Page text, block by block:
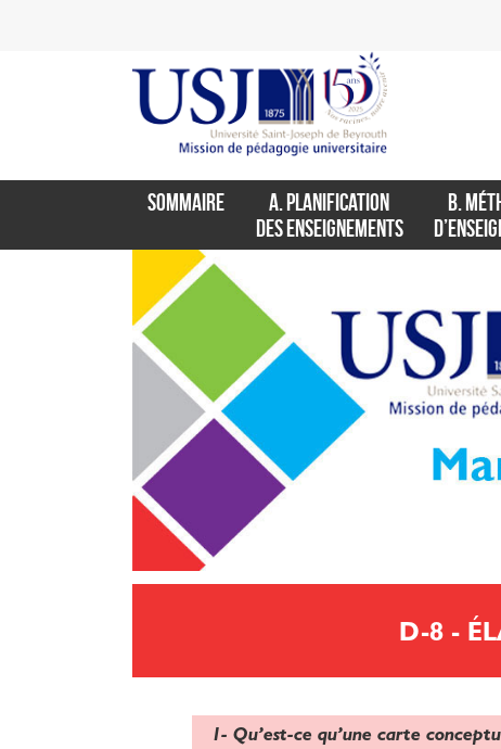
SOMMAIRE
A. PLANIFICATION
DES ENSEIGNEMENTS
B.
D-8 -
1- Qu’est-ce qu’une carte